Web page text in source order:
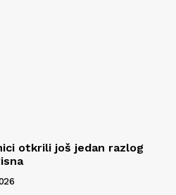
otkrili još jedan razlog